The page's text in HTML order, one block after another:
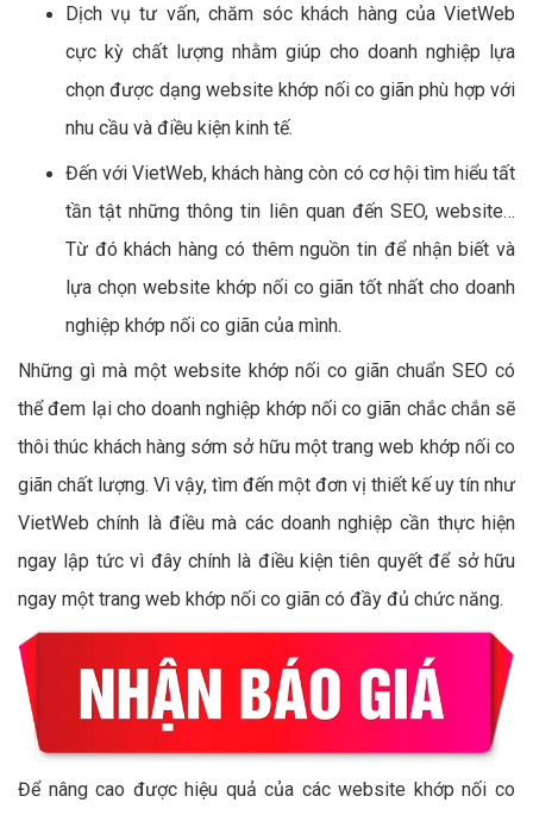
Dịch vụ tư vấn, chăm sóc khách hàng của VietWeb
cực kỳ chất lượng nhằm giúp cho doanh nghiệp lựa
chọn được dạng website khớp nối co giãn phù hợp với
nhu cầu và điều kiện kinh tế.
Đến với VietWeb, khách hàng còn có cơ hội tìm hiểu tất
tần tật những thông tin liên quan đến SEO, website…
Từ đó khách hàng có thêm nguồn tin để nhận biết và
lựa chọn website khớp nối co giãn tốt nhất cho doanh
nghiệp khớp nối co giãn của mình.
Những gì mà một website khớp nối co giãn chuẩn SEO có
thể đem lại cho doanh nghiệp khớp nối co giãn chắc chắn sẽ
thôi thúc khách hàng sớm sở hữu một trang web khớp nối co
giãn chất lượng. Vì vậy, tìm đến một đơn vị thiết kế uy tín như
VietWeb chính là điều mà các doanh nghiệp cần thực hiện
ngay lập tức vì đây chính là điều kiện tiên quyết để sở hữu
ngay một trang web khớp nối co giãn có đầy đủ chức năng.
Để nâng cao được hiệu quả của các website khớp nối co